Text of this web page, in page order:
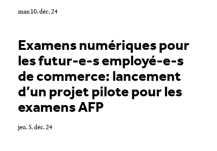
mar. 10. déc. 24
Examens numériques pour
les futur-e-s employé-e-s
de commerce: lancement
d’un projet pilote pour les
examens AFP
jeu. 5. déc. 24